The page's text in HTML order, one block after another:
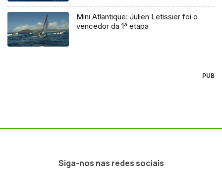
Mini Atlantique: Julien Letissier foi o
vencedor da 1ª etapa
PUB
Siga-nos nas redes sociais